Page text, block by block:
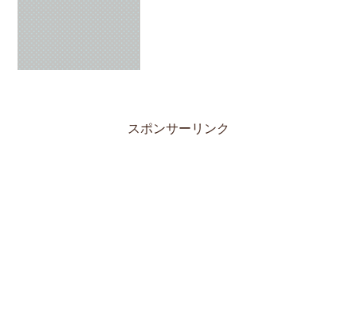
スポンサーリンク